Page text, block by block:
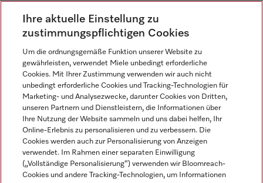
Alle Miele Experience Center anzeigen
Newsletter
Miele auf Instagram
Miele auf Facebook
Miele auf Youtube
Ihre aktuelle Einstellung zu
zustimmungspflichtigen Cookies
Um die ordnungsgemäße Funktion unserer Website zu
gewährleisten, verwendet Miele unbedingt erforderliche
Cookies. Mit Ihrer Zustimmung verwenden wir auch nicht
unbedingt erforderliche Cookies und Tracking-Technologien für
Marketing- und Analysezwecke, darunter Cookies von Dritten,
unseren Partnern und Dienstleistern, die Informationen über
Ihre Nutzung der Website sammeln und uns dabei helfen, Ihr
Online-Erlebnis zu personalisieren und zu verbessern. Die
Cookies werden auch zur Personalisierung von Anzeigen
verwendet. Im Rahmen einer separaten Einwilligung
(„Vollständige Personalisierung“) verwenden wir Bloomreach-
Cookies und andere Tracking-Technologien, um Informationen